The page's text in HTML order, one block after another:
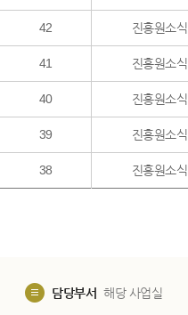
42 진흥원소식
41 진흥원소식
40 진흥원소식
39 진흥원소식
38 진흥원소식
담당부서 해당 사업실